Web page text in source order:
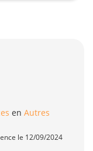
en Autres
le 12/09/2024